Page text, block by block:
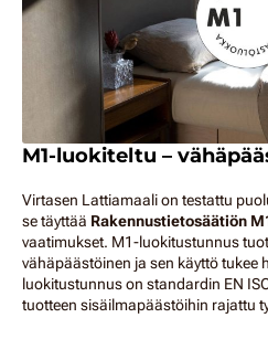
M1-luokiteltu –
Virtasen Lattiamaali on testattu
se täyttää Rakennustietosäätiön
vaatimukset. M1-luokitustunnus
vähäpäästöinen ja sen käyttö tukee
luokitustunnus on standardin EN
tuotteen sisäilmapäästöihin rajattu